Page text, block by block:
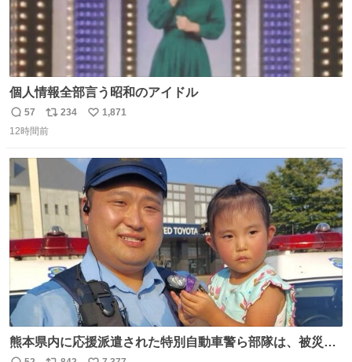
個人情報全部言う昭和のアイドル
返
信
57
リ
ポ
数
234
い
数
1,871
12時間前
熊本県内に応援派遣された特別自動車警ら部隊は、被災場